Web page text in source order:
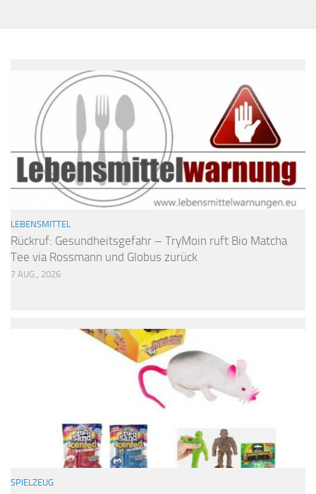
LEBENSMITTEL
Rückruf: Gesundheitsgefahr – TryMoin ruft Bio Matcha
Tee via Rossmann und Globus zurück
7 AUG., 2026
SPIELZEUG